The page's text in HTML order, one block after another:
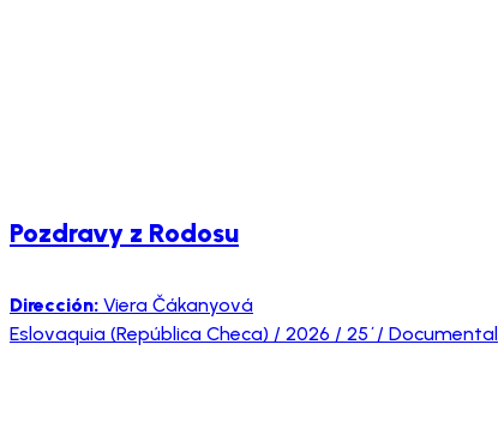
Pozdravy z Rodosu
Dirección: Viera Čákanyová
Eslovaquia (República Checa) / 2026 / 25´/ Documental